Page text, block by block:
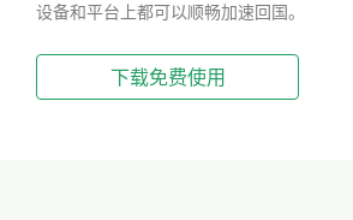
设备和平台上都可以顺畅加速回国。
下载免费使用